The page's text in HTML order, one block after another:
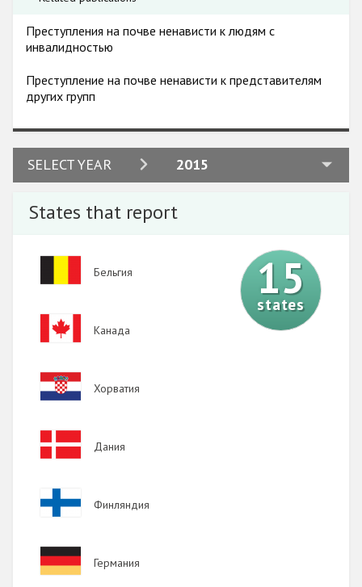
Преступления на почве ненависти к людям с
инвалидностью
Преступление на почве ненависти к представителям
других групп
SELECT YEAR 2015
2024
States that report
Бельгия
Image
Канада
Image
Хорватия
Image
Дания
Image
Финляндия
Image
Германия
15
states